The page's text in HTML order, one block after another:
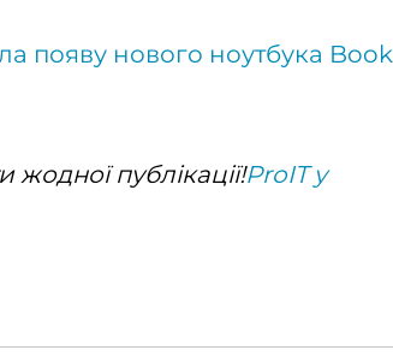
появу нового ноутбука Book
публікації!ProIT у